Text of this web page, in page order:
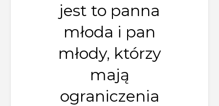
jest to panna
młoda i pan
młody, którzy
mają
ograniczenia